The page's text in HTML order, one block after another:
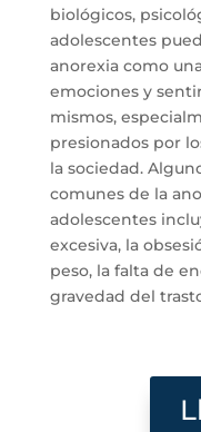
biológicos,
adolescentes
anorexia como
emociones y
mismos,
presionados por
la sociedad.
comunes de la
adolescentes
excesiva, la
peso, la falta de
gravedad del